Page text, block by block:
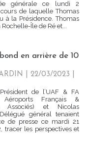
générale ce lundi 2
de laquelle Thomas
à la Présidence. Thomas
Île de Ré et...
en arrière de 10
| 22/03/2023
de l’UAF & FA
Français &
Associés) et Nicolas
général tenaient
de presse ce mardi 21
tracer les perspectives et